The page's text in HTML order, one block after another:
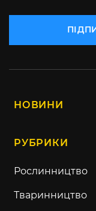
НОВИНИ
РУБРИКИ
Рослинництво
Тваринництво